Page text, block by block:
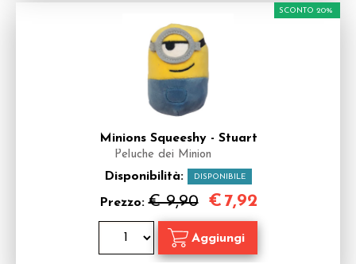
Minions Squeeshy - Stuart
Peluche dei Minion
Disponibilità: DISPONIBILE
Prezzo:€ 9,90
SCONTO 20%
€ 7,92